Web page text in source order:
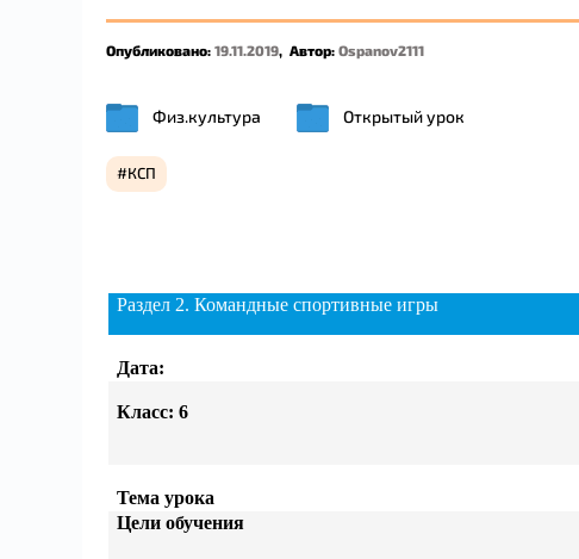
Опубликовано: 19.11.2019, Автор: Ospanov2111
Физ.культура Открытый урок
КСП
Раздел 2. Командные спортивные игры
Дата:
Класс:6
Тема урока
Цели обучения